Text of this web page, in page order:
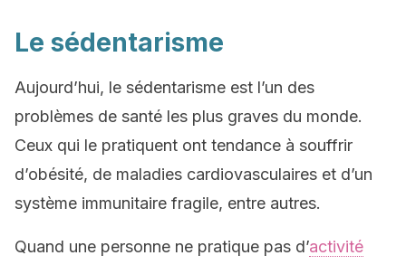
Le sédentarisme
Aujourd’hui, le sédentarisme est l’un des
problèmes de santé les plus graves du monde.
Ceux qui le pratiquent ont tendance à souffrir
d’obésité, de maladies cardiovasculaires et d’un
système immunitaire fragile, entre autres.
Quand une personne ne pratique pas d’activité